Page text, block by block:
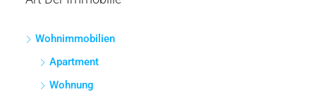
Wohnimmobilien
Apartment
Wohnung